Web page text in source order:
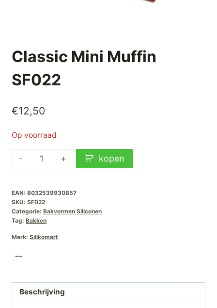
Classic Mini Muffin
SF022
€12,50
Op voorraad
Classic
Mini
SF022
aantal
kopen
EAN: 8032539930857
SKU: SF022
Categorie: Bakvormen Siliconen
Tag: Bakken
Merk: Silikomart
Beschrijving